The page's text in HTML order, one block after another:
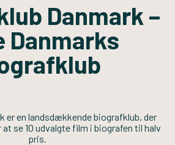
Danmark –
Danmarks
er en landsdækkende biografklub, der
se 10 udvalgte film i biografen til halv
pris.